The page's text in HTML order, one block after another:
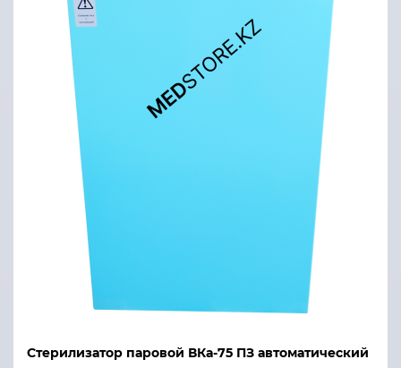
Стерилизатор паровой ВКа-75 ПЗ автоматический